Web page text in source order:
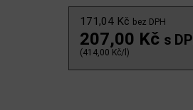
171,04 Kč bez DPH
207,00 Kč s
(414,00 Kč/l)